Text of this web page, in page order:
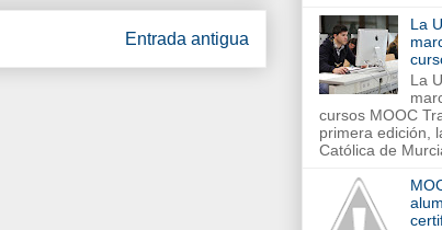
Entrada antigua
La
La
cursos MOOC
primera edición,
Católica de